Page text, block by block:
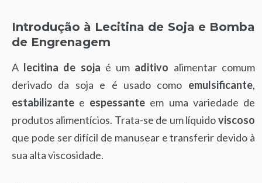
Introdução à Lecitina de Soja e Bomba
de Engrenagem
A lecitina de soja é um aditivo alimentar comum
derivado da soja e é usado como emulsificante,
estabilizante e espessante em uma variedade de
produtos alimentícios. Trata-se de um líquidoviscoso
que pode ser difícil de manusear e transferir devido à
sua alta viscosidade.